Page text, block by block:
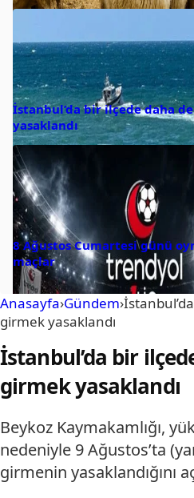
İstanbul’da bir ilçede daha
yasaklandı
8 Ağustos Cumartesi günü
maçlar
Anasayfa›Gündem›
girmek yasaklandı
İstanbul’da bir
girmek yasaklandı
Beykoz Kaymakamlığı,
nedeniyle 9 Ağustos’ta
girmenin yasaklandığını